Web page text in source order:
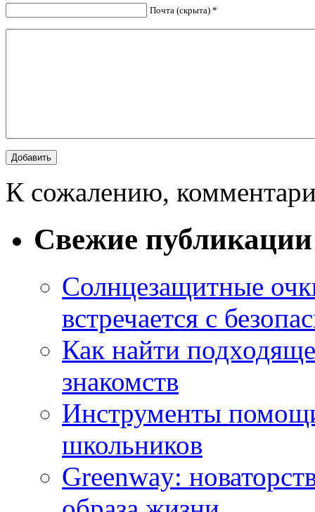
Почта (скрыта) *
К сожалению,
Свежие публикации
Солнцезащитные
встречается с
Как найти
знакомств
Инструменты
школьников
Greenway: